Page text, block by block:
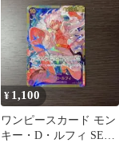
¥ 1,100
ワンピースカード モン
キー・D・ルフィ SEC